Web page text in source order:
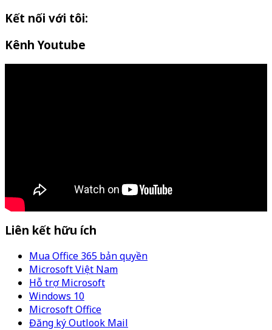
Kết nối với tôi:
Kênh Youtube
Liên kết hữu ích
Mua Office 365 bản quyền
Microsoft Việt Nam
Hỗ trợ Microsoft
Windows 10
Microsoft Office
Đăng ký Outlook Mail